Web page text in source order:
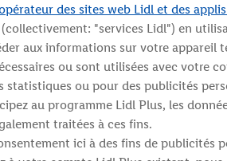
des sites web Lidl et des
"services Lidl") en
aux informations sur votre appareil
ou sont utilisées avec votre
statistiques ou pour des publicités
au programme Lidl Plus, les
traitées à ces fins.
ici à des fins de publicités